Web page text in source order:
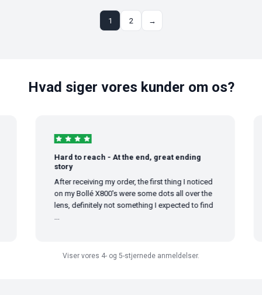
1 2 →
Hvad siger vores kunder om os?
Hard to reach - At the end, great ending
After receiving my order, the first thing I noticed
on my Bollé X800's were some dots all over the
lens, definitely not something I expected to find
Viser vores 4- og 5-stjernede anmeldelser.